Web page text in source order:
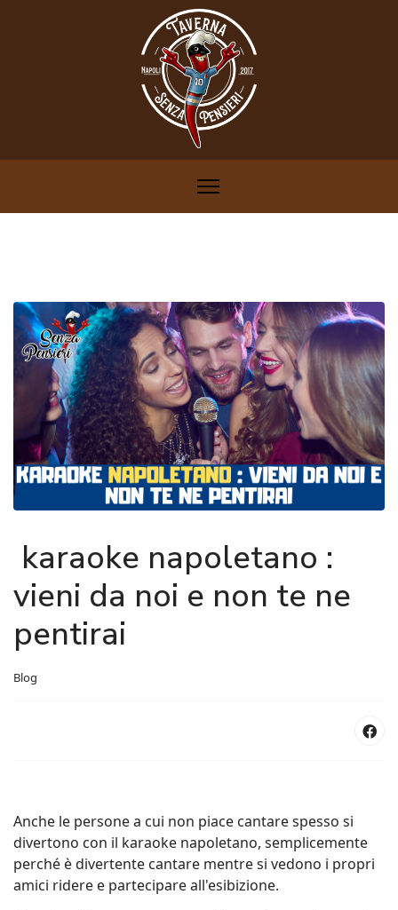
karaoke napoletano :
vieni da noi e non te ne
pentirai
Blog
Anche le persone a cui non piace cantare spesso si
divertono con il karaoke napoletano, semplicemente
perché è divertente cantare mentre si vedono i propri
amici ridere e partecipare all'esibizione.